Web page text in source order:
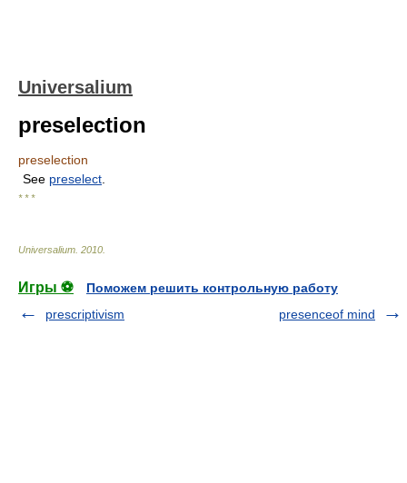
Universalium
preselection
preselection
See preselect
* * *
Universalium 2010
Игры ⚽
Поможем решить контрольную работу
prescriptivism
presenceof mind